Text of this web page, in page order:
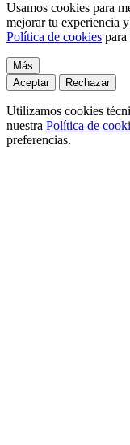
Usamos cookies para
mejorar tu experiencia
Política de cookies para
Más
Aceptar
Rechazar
Utilizamos cookies
nuestra Política de
preferencias.